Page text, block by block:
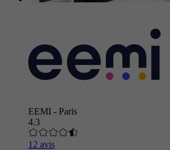
EEMI - Paris
4.3
12 avis